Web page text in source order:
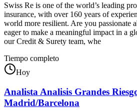
Swiss Re is one of the world’s leading
insurance, with over 160 years of
world more resilient. Are you passionate
eager to make a meaningful impact in a
our Credit & Surety team, whe
Tiempo completo
Hoy
Analista Analisis Grandes
Madrid/Barcelona